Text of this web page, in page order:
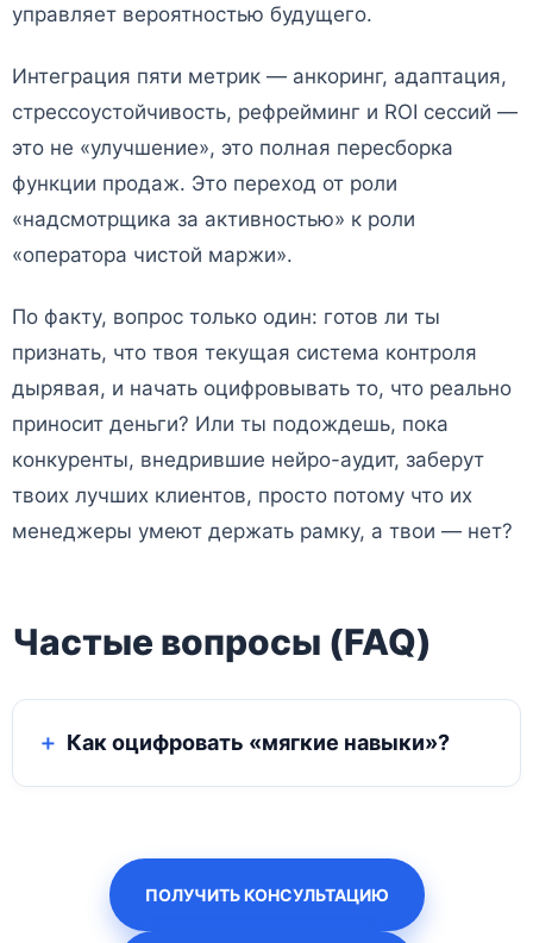
управляет вероятностью будущего.
Интеграция пяти метрик — анкоринг, адаптация,
стрессоустойчивость, рефрейминг и ROI сессий —
это не «улучшение», это полная пересборка
функции продаж. Это переход от роли
«надсмотрщика за активностью» к роли
«оператора чистой маржи».
По факту, вопрос только один: готов ли ты
признать, что твоя текущая система контроля
дырявая, и начать оцифровывать то, что реально
приносит деньги? Или ты подождешь, пока
конкуренты, внедрившие нейро-аудит, заберут
твоих лучших клиентов, просто потому что их
менеджеры умеют держать рамку, а твои — нет?
Частые вопросы (FAQ)
Как оцифровать «мягкие навыки»?
ПОЛУЧИТЬ КОНСУЛЬТАЦИЮ